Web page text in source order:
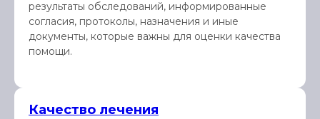
результаты обследований, информированные
согласия, протоколы, назначения и иные
документы, которые важны для оценки качества
помощи.
Качество лечения